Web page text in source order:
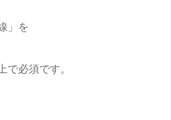
」を
で必須です。